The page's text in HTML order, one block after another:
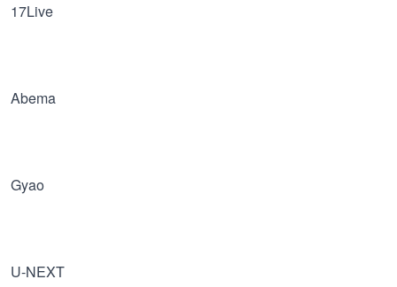
17Live
Abema
Gyao
U-NEXT